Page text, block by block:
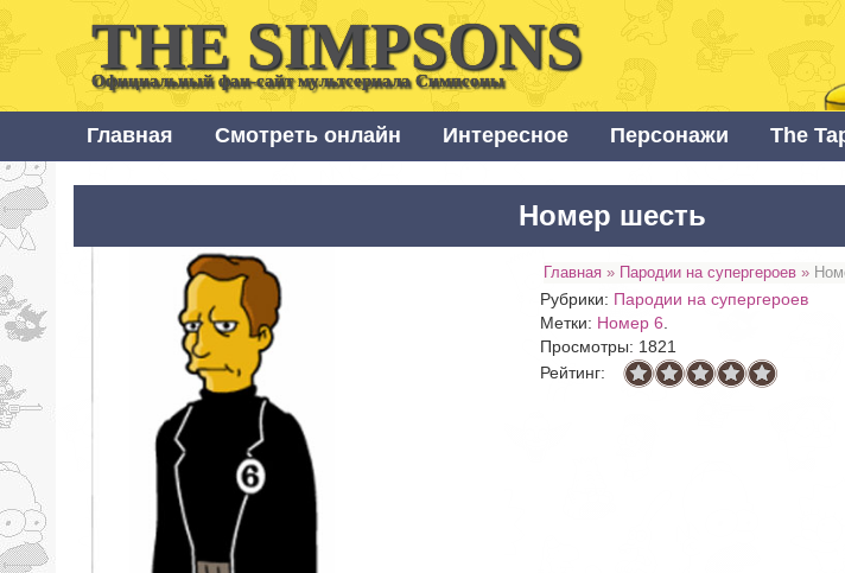
THE SIMPSONS
Официальный фан-сайт мультсериала Симпсоны
Главная Смотреть онлайн Интересное Персонажи The
Номер шесть
Главная » Пародии на супергероев »
Рубрики: Пародии на супергероев
Метки: Номер 6
Просмотры: 1821
Рейтинг: